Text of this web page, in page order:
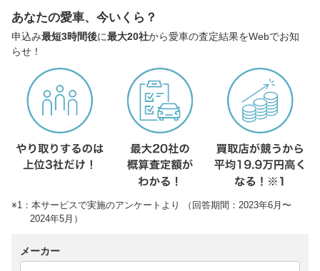
あなたの愛車、今いくら？
申込み最短3時間後に最大20社から愛車の査定結果をWebでお知
らせ！
※1：本サービスで実施のアンケートより （回答期間：2023年6月〜
2024年5月）
メーカー